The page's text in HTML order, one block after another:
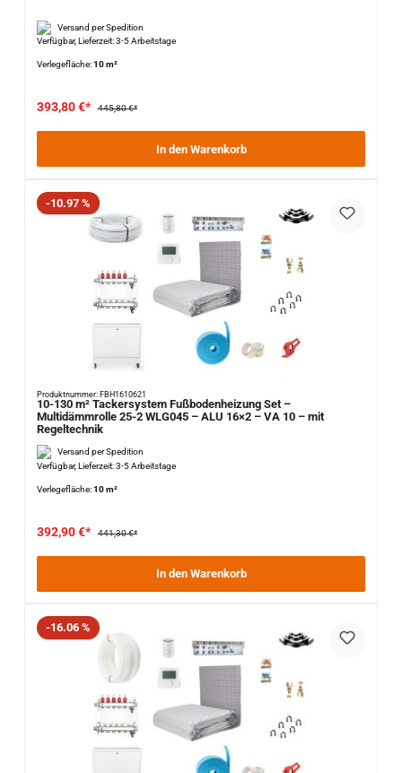
Versand per Spedition
Verfügbar, Lieferzeit: 3-5 Arbeitstage
Verlegefläche:10 m²
393,80 €* 445,80 €*
In den Warenkorb
Rabatt
-10.97 %
Produktnummer: FBH1610621
10-130 m² Tackersystem Fußbodenheizung Set –
Multidämmrolle 25-2 WLG045 – ALU 16×2 – VA 10 – mit
Regeltechnik
Versand per Spedition
Verfügbar, Lieferzeit: 3-5 Arbeitstage
Verlegefläche:10 m²
392,90 €* 441,30 €*
In den Warenkorb
Rabatt
-16.06 %